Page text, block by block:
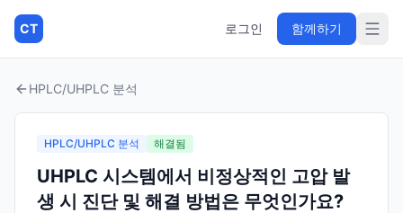
CT 로그인 함께하기
HPLC/UHPLC 분석
HPLC/UHPLC 분석 해결됨
UHPLC 시스템에서 비정상적인 고압 발
생 시 진단 및 해결 방법은 무엇인가요?